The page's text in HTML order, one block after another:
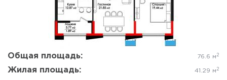
Общая площадь: 76.6 м 2
Жилая площадь: 41.29 м 2